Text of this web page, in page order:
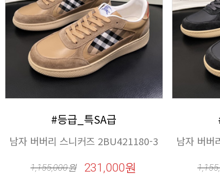
#등급_특SA급
남자 버버리 스니커즈 2BU421180-3
1,155,000원 231,000원
남자 버